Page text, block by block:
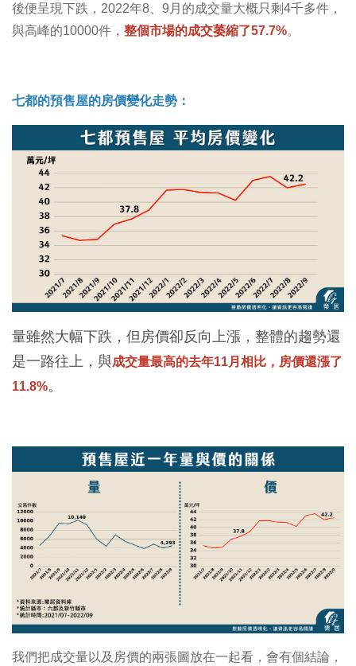
後便呈現下跌，2022年8、9月的成交量大概只剩4千多件，
與高峰的10000件， 整個市場的成交萎縮了57.7%。
七都的預售屋的房價變化走勢：
量雖然大幅下跌，但房價卻反向上漲，整體的趨勢還
是一路往上，與成交量最高的去年11月相比，房價還漲了
11.8%。
我們把成交量以及房價的兩張圖放在一起看，會有個結論，